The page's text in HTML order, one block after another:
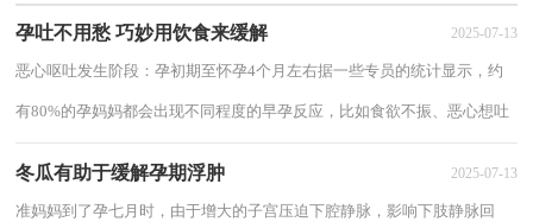
孕吐不用愁 巧妙用饮食来缓解 2025-07-13
恶心呕吐发生阶段：孕初期至怀孕4个月左右据一些专员的统计显示，约
有80%的孕妈妈都会出现不同程度的早孕反应，比如食欲不振、恶心想吐
冬瓜有助于缓解孕期浮肿 2025-07-13
准妈妈到了孕七月时，由于增大的子宫压迫下腔静脉，影响下肢静脉回